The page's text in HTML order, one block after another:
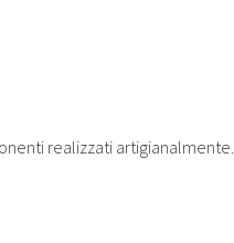
realizzati artigianalmente.